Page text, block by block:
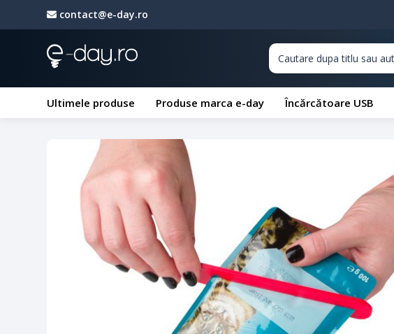
contact@e-day.ro
Ultimele produse Produse marca e-day Încărcătoare USB